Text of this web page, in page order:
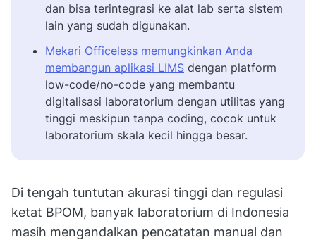
dan bisa terintegrasi ke alat lab serta sistem
lain yang sudah digunakan.
Mekari Officeless memungkinkan Anda
membangun aplikasi LIMS dengan platform
low-code/no-code yang membantu
digitalisasi laboratorium dengan utilitas yang
tinggi meskipun tanpa coding, cocok untuk
laboratorium skala kecil hingga besar.
Di tengah tuntutan akurasi tinggi dan regulasi
ketat BPOM, banyak laboratorium di Indonesia
masih mengandalkan pencatatan manual dan